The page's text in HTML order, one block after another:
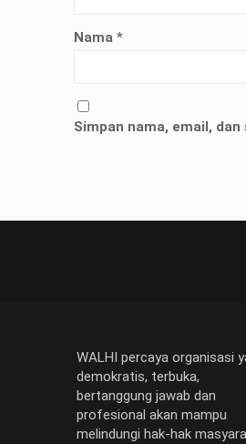
Nama*
Simpan nama, email,
WALHI percaya organisasi
demokratis, terbuka,
bertanggung jawab dan
profesional akan mampu
melindungi hak-hak